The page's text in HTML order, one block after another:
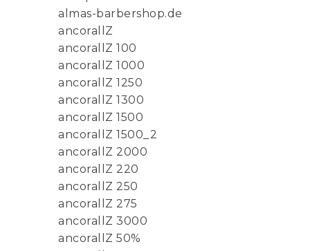
almas-barbershop.de
ancorallZ
ancorallZ 100
ancorallZ 1000
ancorallZ 1250
ancorallZ 1300
ancorallZ 1500
ancorallZ 1500_2
ancorallZ 2000
ancorallZ 220
ancorallZ 250
ancorallZ 275
ancorallZ 3000
ancorallZ 50%